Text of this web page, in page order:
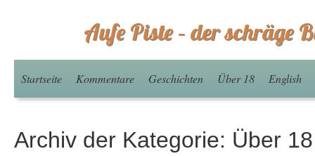
Aufe Piste – der schräge
Startseite Kommentare Geschichten Über 18 English
Archiv der Kategorie: Über 18